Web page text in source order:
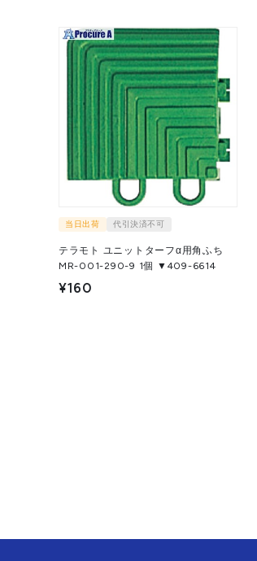
当日出荷 代引決済不可
テラモト ユニットターフα用角ふち
MR-001-290-9 1個 ▼409-6614
¥160